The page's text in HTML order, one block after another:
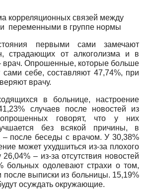
корреляционных связей между
переменными в группе нормы
первыми сами замечают
страдающих от алкоголизма и в
врач. Опрошенные, которые больше
сами себе, составляют 47,74%, при
врачу.
в больнице, настроение
случаев после новостей из
говорят, что у них
без всякой причины, в
– после беседы с врачом. У 30,38%
может ухудшиться из-за плохого
– из-за отсутствия новостей
больных одолевают страхи о том,
после выписки из больницы. 15,19%
осуждать окружающие.